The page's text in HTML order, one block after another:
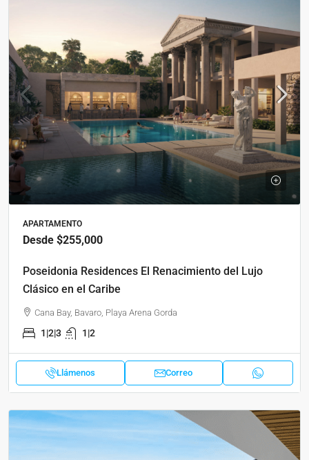
APARTAMENTO
Desde $255,000
Poseidonia Residences El Renacimiento del Lujo
Clásico en el Caribe
Cana Bay, Bavaro, Playa Arena Gorda
1|2|3 1|2
Llámenos Correo